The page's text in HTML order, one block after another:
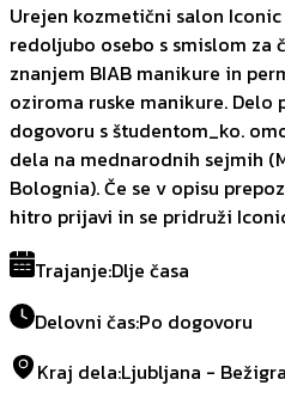
Urejen kozmetični salon
redoljubo osebo s smislom za
znanjem BIAB manikure in
oziroma ruske manikure.
dogovoru s študentom_ko.
dela na mednarodnih sejmih
Bolognia). Če se v opisu
hitro prijavi in se pridruži
Trajanje:Dlje časa
Delovni čas:Po dogovoru
Kraj dela:Ljubljana -